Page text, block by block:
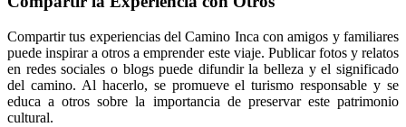
Compartir tus experiencias del Camino Inca con amigos y familiares
puede inspirar a otros a emprender este viaje. Publicar fotos y relatos
en redes sociales o blogs puede difundir la belleza y el significado
del camino. Al hacerlo, se promueve el turismo responsable y se
educa a otros sobre la importancia de preservar este patrimonio
cultural.